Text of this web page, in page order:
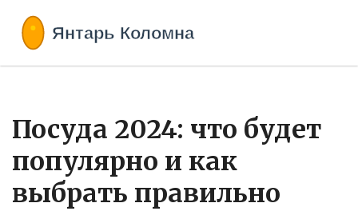
Посуда 2024: что будет
популярно и как
выбрать правильно